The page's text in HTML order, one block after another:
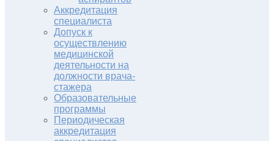
Аккредитация
специалиста
Допуск к
осуществлению
медицинской
деятельности на
должности врача-
стажера
Образовательные
программы
Периодическая
аккредитация